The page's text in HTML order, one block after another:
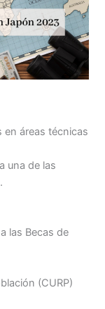
áreas técnicas
una de las
las Becas de
(CURP)